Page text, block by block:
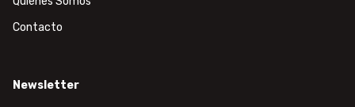
Contacto
Newsletter